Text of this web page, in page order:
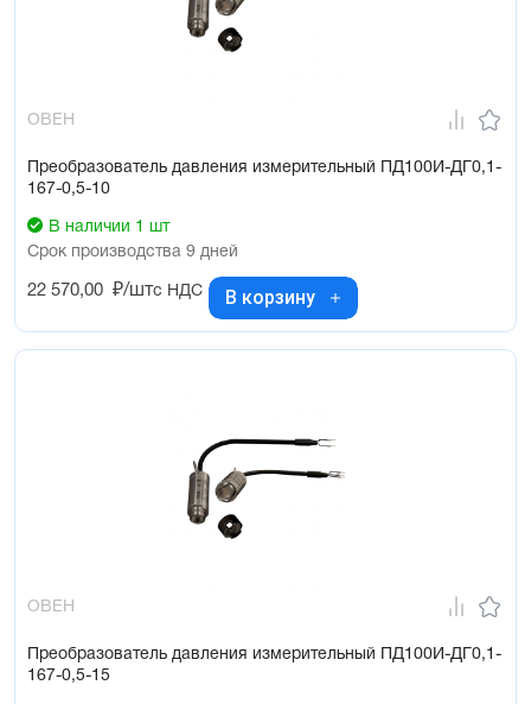
ОВЕН
Преобразователь давления измерительный ПД100И-ДГ0,1-
167-0,5-10
В наличии 1 шт
Срок производства 9 дней
22 570,00 ₽/штс НДС В корзину
ОВЕН
Преобразователь давления измерительный ПД100И-ДГ0,1-
167-0,5-15